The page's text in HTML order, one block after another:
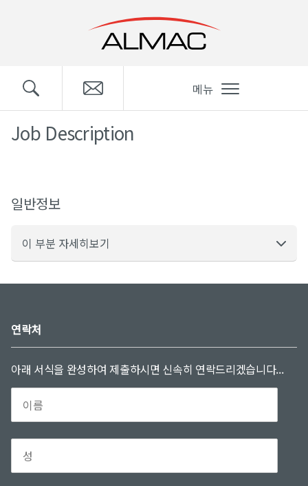
메뉴
Job Description
일반정보
이 부분 자세히보기
연락처
아래 서식을 완성하여 제출하시면 신속히 연락드리겠습니다...